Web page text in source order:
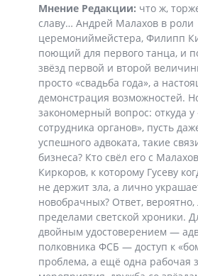
Мнение Редакции: что ж,
славу… Андрей Малахов в роли
церемониймейстера, Филипп
поющий для первого танца, и
звёзд первой и второй
просто «свадьба года», а
демонстрация возможностей.
закономерный вопрос: откуда
сотрудника органов», пусть
успешного адвоката, такие
бизнеса? Кто свёл его с
Киркоров, к которому Гусеву
не держит зла, а лично
новобрачных? Ответ, вероятно,
пределами светской хроники.
двойным удостоверением —
полковника ФСБ — доступ к
проблема, а ещё одна рабочая